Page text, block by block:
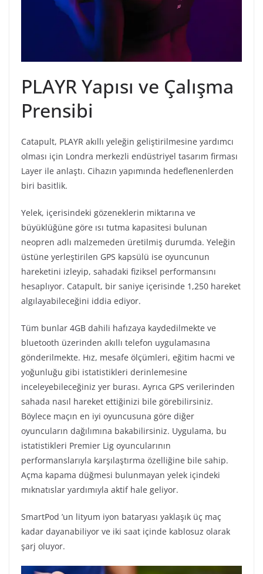
PLAYR Yapısı ve Çalışma
Prensibi
Catapult, PLAYR akıllı yeleğin geliştirilmesine yardımcı
olması için Londra merkezli endüstriyel tasarım firması
Layer ile anlaştı. Cihazın yapımında hedeflenenlerden
biri basitlik.
Yelek, içerisindeki gözeneklerin miktarına ve
büyüklüğüne göre ısı tutma kapasitesi bulunan
neopren adlı malzemeden üretilmiş durumda. Yeleğin
üstüne yerleştirilen GPS kapsülü ise oyuncunun
hareketini izleyip, sahadaki fiziksel performansını
hesaplıyor. Catapult, bir saniye içerisinde 1,250 hareket
algılayabileceğini iddia ediyor.
Tüm bunlar 4GB dahili hafızaya kaydedilmekte ve
bluetooth üzerinden akıllı telefon uygulamasına
gönderilmekte. Hız, mesafe ölçümleri, eğitim hacmi ve
yoğunluğu gibi istatistikleri derinlemesine
inceleyebileceğiniz yer burası. Ayrıca GPS verilerinden
sahada nasıl hareket ettiğinizi bile görebilirsiniz.
Böylece maçın en iyi oyuncusuna göre diğer
oyuncuların dağılımına bakabilirsiniz. Uygulama, bu
istatistikleri Premier Lig oyuncularının
performanslarıyla karşılaştırma özelliğine bile sahip.
Açma kapama düğmesi bulunmayan yelek içindeki
mıknatıslar yardımıyla aktif hale geliyor.
SmartPod ’un lityum iyon bataryası yaklaşık üç maç
kadar dayanabiliyor ve iki saat içinde kablosuz olarak
şarj oluyor.